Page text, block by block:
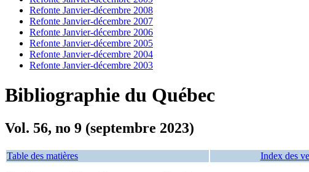
Refonte Janvier-décembre 2008
Refonte Janvier-décembre 2007
Refonte Janvier-décembre 2006
Refonte Janvier-décembre 2005
Refonte Janvier-décembre 2004
Refonte Janvier-décembre 2003
Bibliographie du Québec
Vol. 56, no 9 (septembre 2023)
Table des matières Index des